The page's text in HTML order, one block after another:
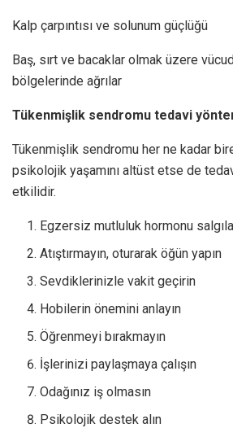
Kalp çarpıntısı ve solunum güçlüğü
Baş, sırt ve bacaklar olmak üzere
bölgelerinde ağrılar
Tükenmişlik sendromu tedavi
Tükenmişlik sendromu her ne kadar
psikolojik yaşamını altüst etse de
etkilidir.
Egzersiz mutluluk hormonu
Atıştırmayın, oturarak öğün yapın
Sevdiklerinizle vakit geçirin
Hobilerin önemini anlayın
Öğrenmeyi bırakmayın
İşlerinizi paylaşmaya çalışın
Odağınız iş olmasın
Psikolojik destek alın